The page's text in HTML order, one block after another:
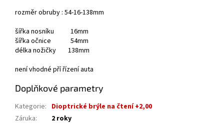
rozměr obruby : 54-16-138mm
šířka nosníku 16mm
šířka očnice 54mm
délka nožičky 138mm
není vhodné pří řízení auta
Doplňkové parametry
Kategorie: Dioptrické brýle na čtení +2,00
Záruka:
2 roky